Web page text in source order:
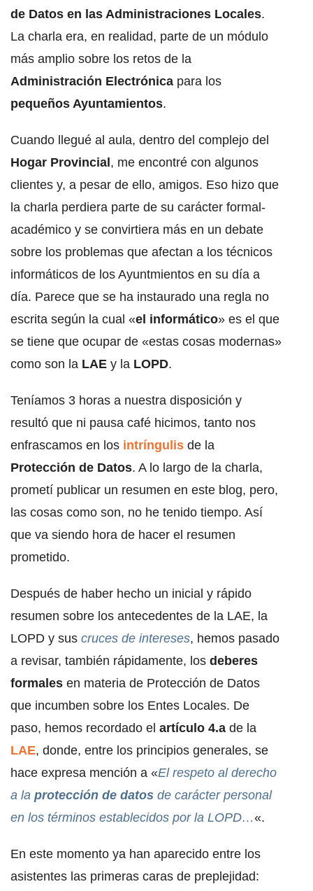
de Datos en las Administraciones Locales.
La charla era, en realidad, parte de un módulo
más amplio sobre los retos de la
Administración Electrónica para los
pequeños Ayuntamientos.
Cuando llegué al aula, dentro del complejo del
Hogar Provincial , me encontré con algunos
clientes y, a pesar de ello, amigos. Eso hizo que
la charla perdiera parte de su carácter formal-
académico y se convirtiera más en un debate
sobre los problemas que afectan a los técnicos
informáticos de los Ayuntmientos en su día a
día. Parece que se ha instaurado una regla no
escrita según la cual «el informático» es el que
se tiene que ocupar de «estas cosas modernas»
como son la LAE y la LOPD.
Teníamos 3 horas a nuestra disposición y
resultó que ni pausa café hicimos, tanto nos
enfrascamos en los intríngulis de la
Protección de Datos. A lo largo de la charla,
prometí publicar un resumen en este blog, pero,
las cosas como son, no he tenido tiempo. Así
que va siendo hora de hacer el resumen
prometido.
Después de haber hecho un inicial y rápido
resumen sobre los antecedentes de la LAE, la
LOPD y sus cruces de intereses, hemos pasado
a revisar, también rápidamente, los deberes
formales en materia de Protección de Datos
que incumben sobre los Entes Locales. De
paso, hemos recordado el artículo 4.a de la
LAE, donde, entre los principios generales, se
hace expresa mención a «El respeto al derecho
a la protección de datos de carácter personal
en los términos establecidos por la LOPD…«.
En este momento ya han aparecido entre los
asistentes las primeras caras de preplejidad: